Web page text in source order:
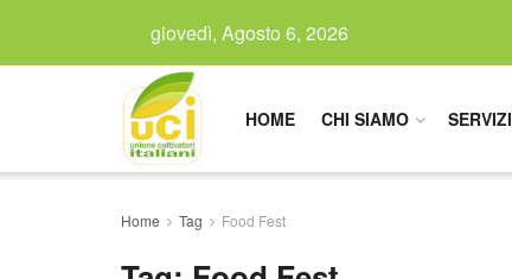
giovedì, Agosto 6, 2026
HOME CHI SIAMO SERVIZI
Home Tag Food Fest